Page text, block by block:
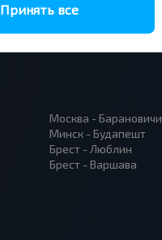
Москва - Барановичи
Минск - Будапешт
Брест - Люблин
Брест - Варшава
Принять все